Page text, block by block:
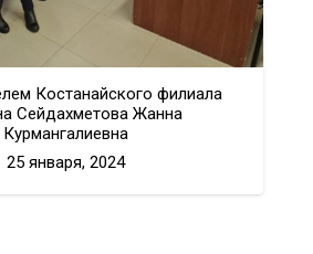
Костанайского филиала
Сейдахметова Жанна
Курмангалиевна
25 января, 2024